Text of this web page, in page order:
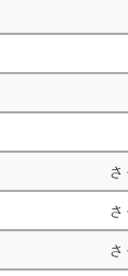
さ
さ
さ